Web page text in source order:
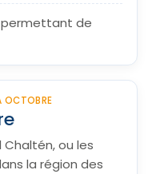
permettant de
OCTOBRE
Chaltén, ou les
la région des